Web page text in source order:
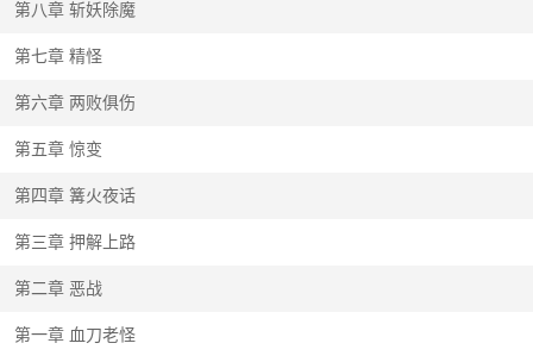
第一章 血刀老怪
第二章 恶战
第三章 押解上路
第四章 篝火夜话
第五章 惊变
第六章 两败俱伤
第七章 精怪
第八章 斩妖除魔